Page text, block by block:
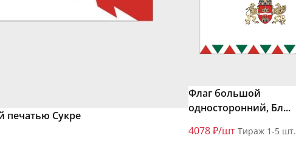
печатью Сукре
Флаг большой
односторонний, Бл...
4078 ₽/шт Тираж 1-5 шт.